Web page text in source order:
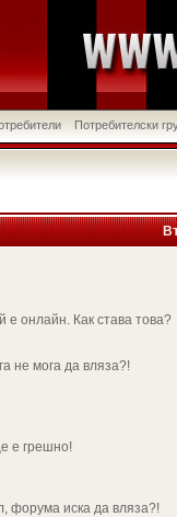
Потребителски
е онлайн. Как става това?
не мога да вляза?!
е грешно!
форума иска да вляза?!